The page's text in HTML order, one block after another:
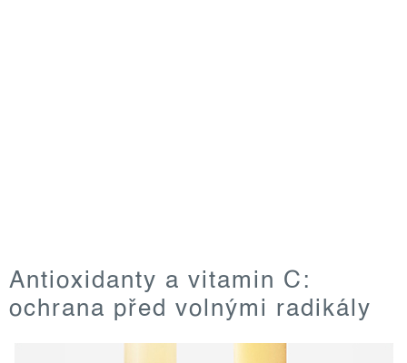
Antioxidanty a vitamin C:
ochrana před volnými radikály